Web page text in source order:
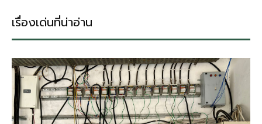
เรื่องเด่นที่น่าอ่าน